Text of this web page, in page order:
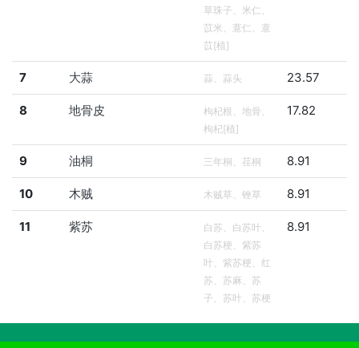
草珠子、米仁、
苡米、薏仁、薏
苡[植]
7 大蒜 蒜、蒜头 23.57
8 地骨皮
枸杞根、地骨、
枸杞[植]
17.82
9 油桐 三年桐、荏桐 8.91
10 木贼 木贼草、锉草 8.91
11 紫苏
白苏、白苏叶、
白苏梗、紫苏
叶、紫苏梗、红
苏、苏麻、苏
子、苏叶、苏梗
8.91